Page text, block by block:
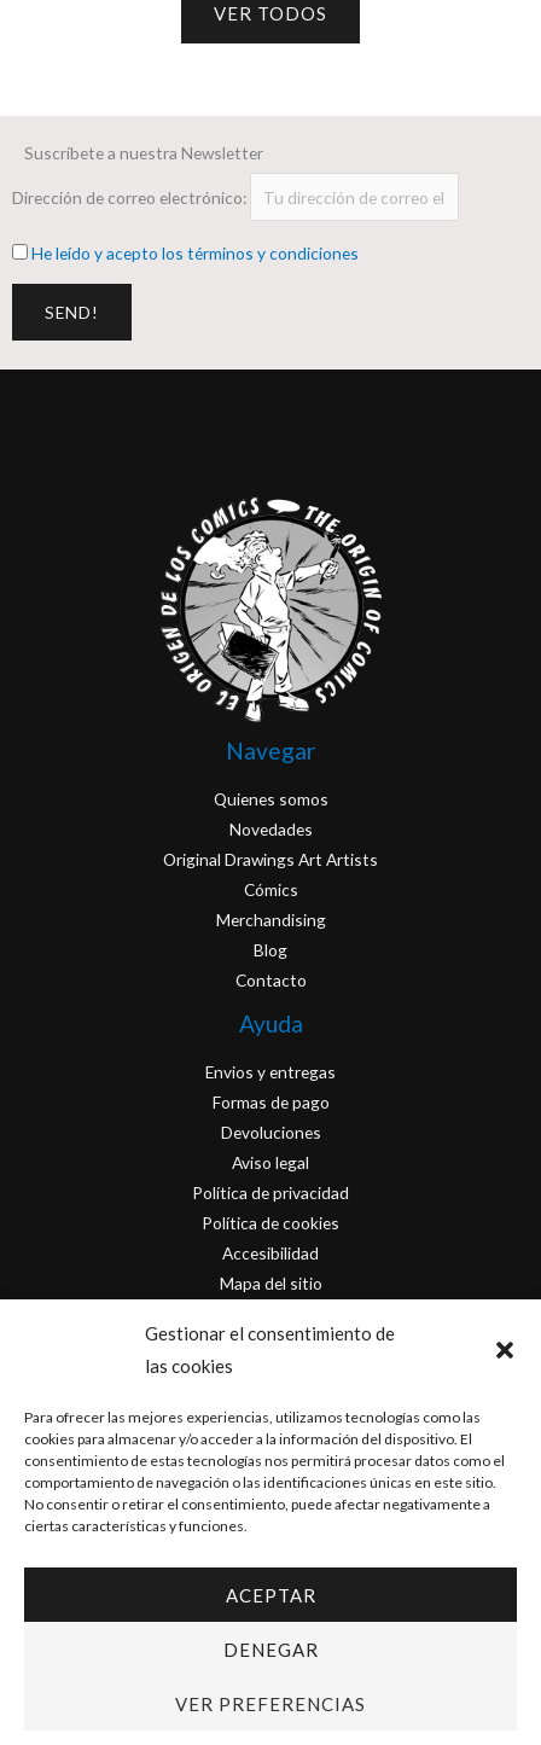
Gestionar el consentimiento de
las cookies
Para ofrecer las mejores experiencias, utilizamos tecnologías como las
cookies para almacenar y/o acceder a la información del dispositivo. El
consentimiento de estas tecnologías nos permitirá procesar datos como el
comportamiento de navegación o las identificaciones únicas en este sitio.
No consentir o retirar el consentimiento, puede afectar negativamente a
ciertas características y funciones.
ACEPTAR
DENEGAR
VER PREFERENCIAS
VER TODOS
Suscríbete a nuestra Newsletter
Dirección de correo electrónico:
He leído y acepto los términos y condiciones
Navegar
Quienes somos
Novedades
Original Drawings Art Artists
Cómics
Merchandising
Blog
Contacto
Ayuda
Envios y entregas
Formas de pago
Devoluciones
Aviso legal
Política de privacidad
Política de cookies
Accesibilidad
Mapa del sitio
Contacto
info@originofcomics.com
Facebook
Instagram